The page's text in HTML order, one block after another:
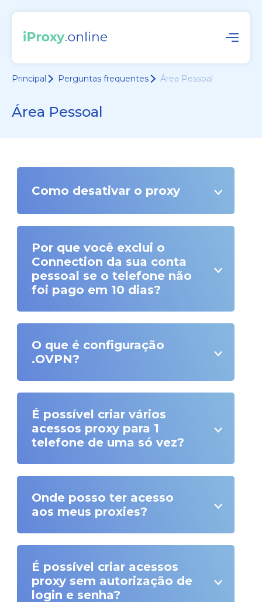
Principal Perguntas frequentes Área Pessoal
Área Pessoal
Como desativar o proxy
Por que você exclui o
Connection da sua conta
pessoal se o telefone não
foi pago em 10 dias?
O que é configuração
.OVPN?
É possível criar vários
acessos proxy para 1
telefone de uma só vez?
Onde posso ter acesso
aos meus proxies?
É possível criar acessos
proxy sem autorização de
login e senha?